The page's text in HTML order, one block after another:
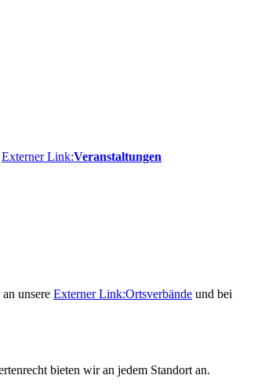
Externer Link:Veranstaltungen
unsere Externer Link:Ortsverbände und bei
bieten wir an jedem Standort an.